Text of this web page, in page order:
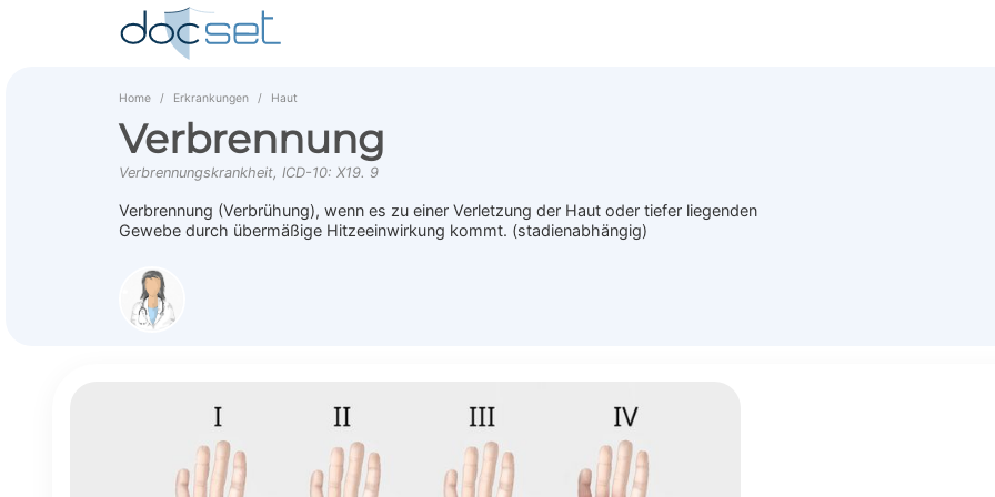
Home Erkrankungen Haut
Verbrennung
Verbrennungskrankheit, ICD-10: X19. 9
Verbrennung (Verbrühung), wenn es zu einer Verletzung der Haut oder tiefer liegenden
Gewebe durch übermäßige Hitzeeinwirkung kommt. (stadienabhängig)